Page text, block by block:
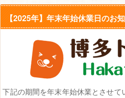
【2025年】年末年始休業日のお知
下記の期間を年末年始休業とさせ